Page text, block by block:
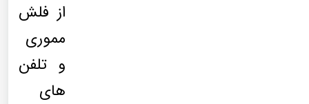
از فلش
مموری
و تلفن
های